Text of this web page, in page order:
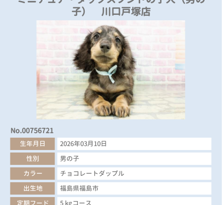
子） 川口戸塚店
No.00756721
生年月日
2026年03月10日
性別
男の子
カラー
チョコレートダップル
出生地
福島県福島市
定期フード
5 kgコース